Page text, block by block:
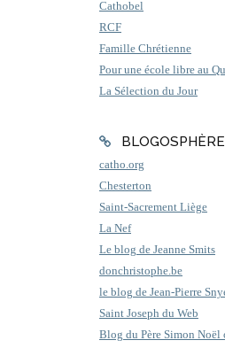
Cathobel
RCF
Famille Chrétienne
Pour une école libre au
La Sélection du Jour
catho.org
Chesterton
Saint-Sacrement Liège
La Nef
Le blog de Jeanne Smits
donchristophe.be
le blog de Jean-Pierre
Saint Joseph du Web
Blog du Père Simon Noël